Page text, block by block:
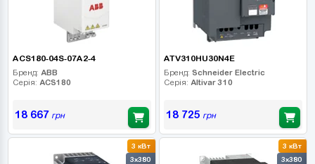
ACS180-04S-07A2-4
Бренд: ABB
Серія: ACS180
18 667 грн
ATV310HU30N4E
Бренд: Schneider Electric
Серія: Altivar 310
18 725 грн
3 кВт
3x380
3 кВт
3x380